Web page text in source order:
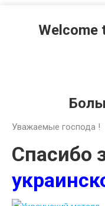
Welcome
Уважаемые господа !
Спасибо